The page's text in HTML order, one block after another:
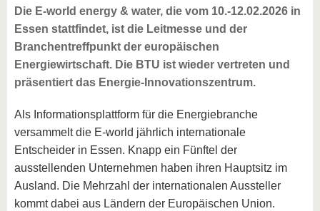
Die E-world energy & water, die vom 10.-12.02.2026 in
Essen stattfindet, ist die Leitmesse und der
Branchentreffpunkt der europäischen
Energiewirtschaft. Die BTU ist wieder vertreten und
präsentiert das Energie-Innovationszentrum.
Als Informationsplattform für die Energiebranche
versammelt die E-world jährlich internationale
Entscheider in Essen. Knapp ein Fünftel der
ausstellenden Unternehmen haben ihren Hauptsitz im
Ausland. Die Mehrzahl der internationalen Aussteller
kommt dabei aus Ländern der Europäischen Union.